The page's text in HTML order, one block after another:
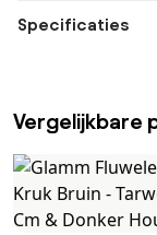
Specificaties
Vergelijkbare